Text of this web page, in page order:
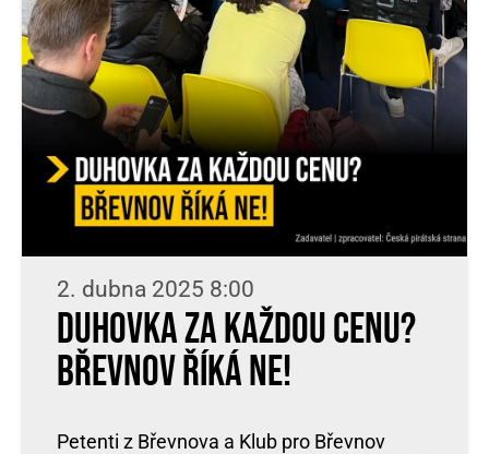
2. dubna 2025 8:00
Duhovka za každou cenu?
Břevnov říká ne!
Petenti z Břevnova a Klub pro Břevnov